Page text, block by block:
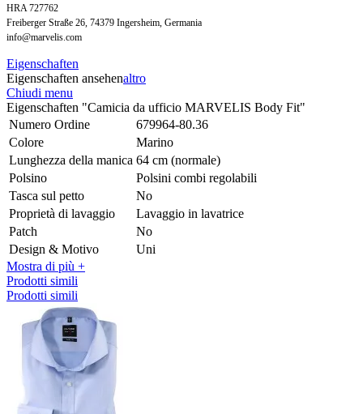
HRA 727762
Freiberger Straße 26, 74379 Ingersheim, Germania
info@marvelis.com
Eigenschaften
Eigenschaften ansehenaltro
Chiudi menu
Eigenschaften "Camicia da ufficio MARVELIS Body Fit"
Numero Ordine
679964-80.36
Colore
Marino
Lunghezza della manica 64 cm (normale)
Polsino
Polsini combi regolabili
Tasca sul petto
No
Proprietà di lavaggio
Lavaggio in lavatrice
Patch
No
Design & Motivo
Uni
Mostra di più +
Prodotti simili
Prodotti simili